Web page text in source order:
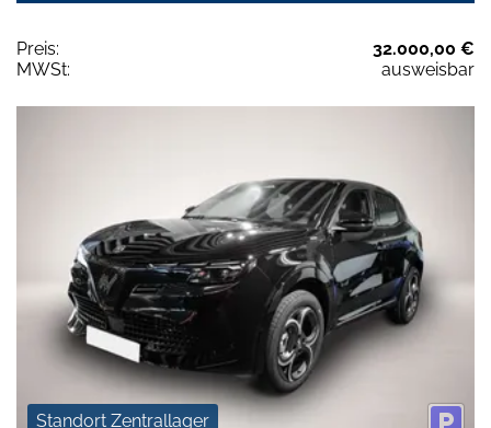
Preis:
32.000,00 €
MWSt:
ausweisbar
Standort Zentrallager